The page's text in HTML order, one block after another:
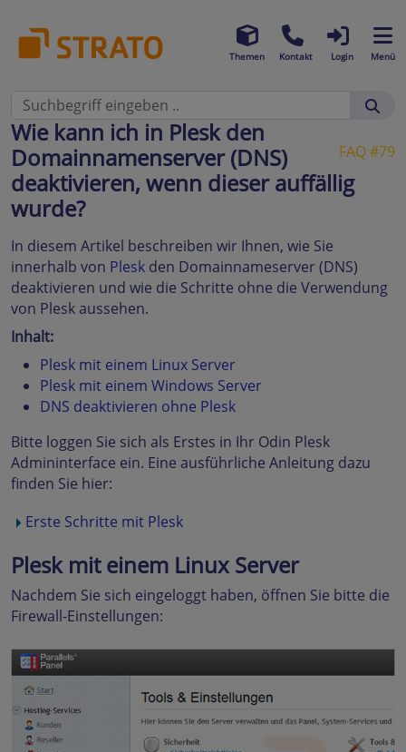
Themen Kontakt Login Menü
FAQ #79
Wie kann ich in Plesk den
Domainnamenserver (DNS)
deaktivieren, wenn dieser auffällig
wurde?
In diesem Artikel beschreiben wir Ihnen, wie Sie
innerhalb von Plesk den Domainnameserver (DNS)
deaktivieren und wie die Schritte ohne die Verwendung
von Plesk aussehen.
Inhalt:
Plesk mit einem Linux Server
Plesk mit einem Windows Server
DNS deaktivieren ohne Plesk
Bitte loggen Sie sich als Erstes in Ihr Odin Plesk
Admininterface ein. Eine ausführliche Anleitung dazu
finden Sie hier:
Erste Schritte mit Plesk
Plesk mit einem Linux Server
Nachdem Sie sich eingeloggt haben, öffnen Sie bitte die
Firewall-Einstellungen: